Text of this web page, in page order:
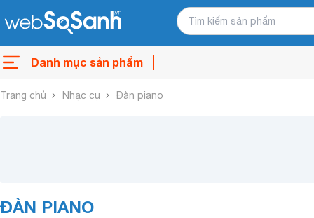
Danh mục sản phẩm
Trang chủ Nhạc cụ Đàn piano
ĐÀN PIANO